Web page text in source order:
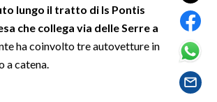
lungo il tratto di Is Pontis
che collega via delle Serre a
ha coinvolto tre autovetture in
a catena.